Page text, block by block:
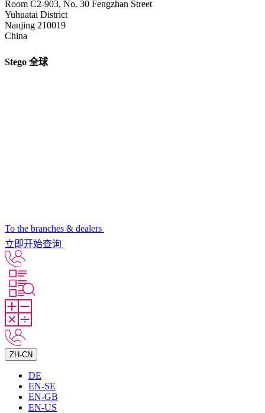
Room C2-903, No. 30 Fengzhan Street
Yuhuatai District
Nanjing 210019
China
Stego 全球
To the branches & dealers
立即开始查询
ZH-CN
DE
EN-SE
EN-GB
EN-US